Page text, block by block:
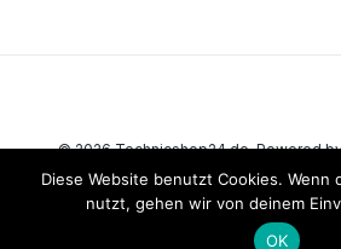
© 2026 Technicshop24.de. Powered
Diese Website benutzt Cookies. Wenn
nutzt, gehen wir von deinem
OK